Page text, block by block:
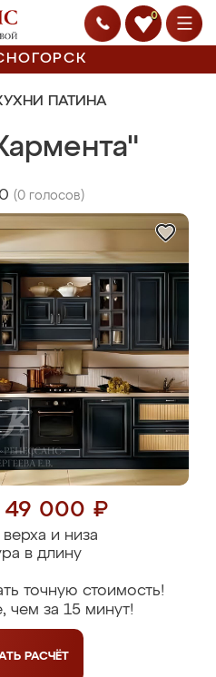
0
ПАТИНА
(0 голосов)
49 000 ₽
и низа
в длину
точную стоимость!
чем за 15 минут!
РАСЧЁТ